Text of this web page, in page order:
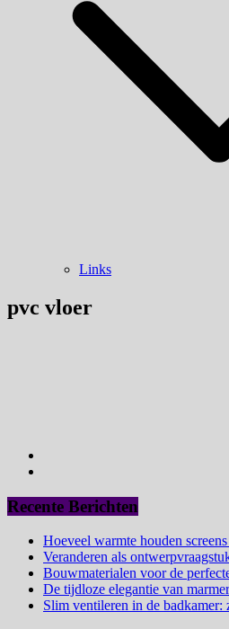
Links
pvc vloer
Recente Berichten
Hoeveel warmte houden
Veranderen als
Bouwmaterialen voor de
De tijdloze elegantie van
Slim ventileren in de badkamer: